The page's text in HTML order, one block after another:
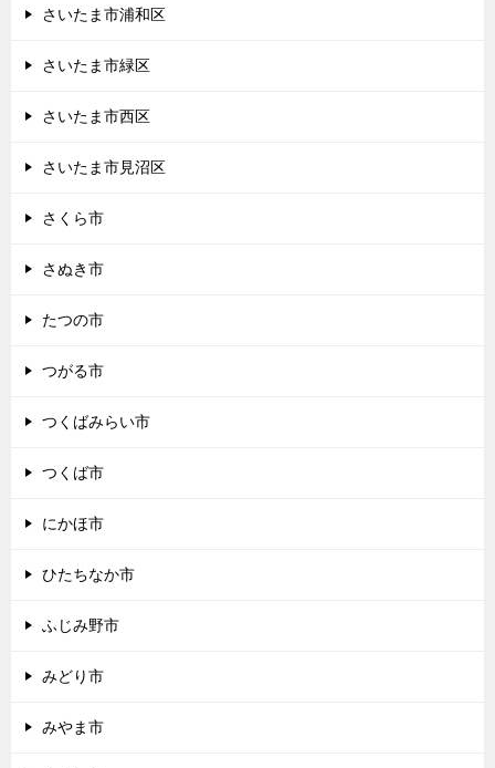
さいたま市浦和区
さいたま市緑区
さいたま市西区
さいたま市見沼区
さくら市
さぬき市
たつの市
つがる市
つくばみらい市
つくば市
にかほ市
ひたちなか市
ふじみ野市
みどり市
みやま市